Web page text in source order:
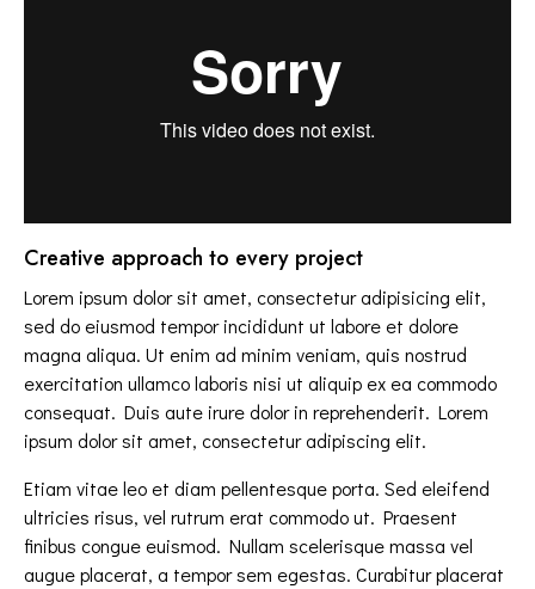
Creative approach to every project
Lorem ipsum dolor sit amet, consectetur adipisicing elit,
sed do eiusmod tempor incididunt ut labore et dolore
magna aliqua. Ut enim ad minim veniam, quis nostrud
exercitation ullamco laboris nisi ut aliquip ex ea commodo
consequat. Duis aute irure dolor in reprehenderit. Lorem
ipsum dolor sit amet, consectetur adipiscing elit.
Etiam vitae leo et diam pellentesque porta. Sed eleifend
ultricies risus, vel rutrum erat commodo ut. Praesent
finibus congue euismod. Nullam scelerisque massa vel
augue placerat, a tempor sem egestas. Curabitur placerat